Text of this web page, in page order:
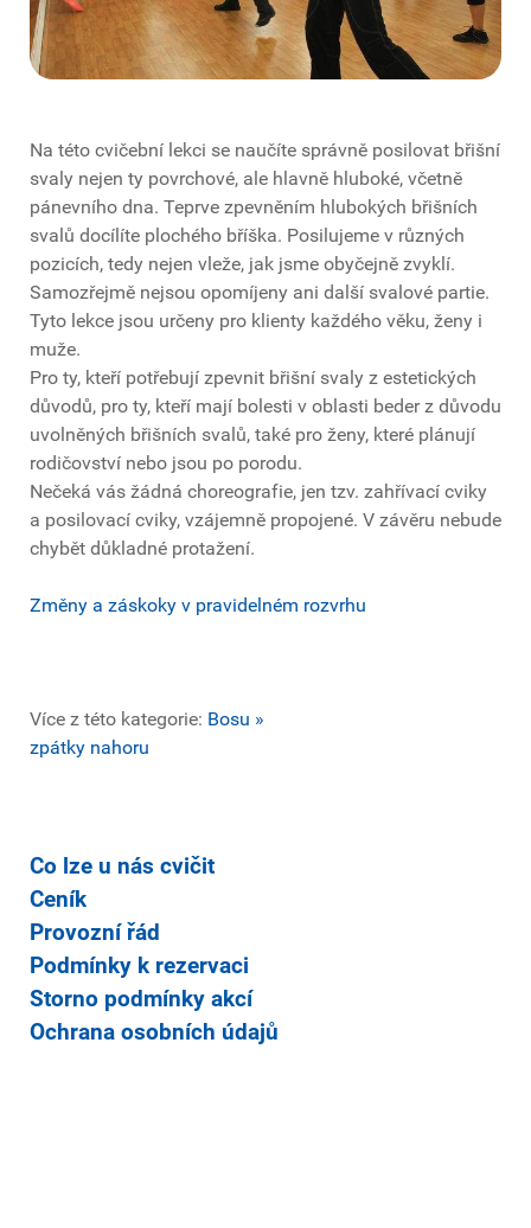
Na této cvičební lekci se naučíte správně posilovat břišní
svaly nejen ty povrchové, ale hlavně hluboké, včetně
pánevního dna. Teprve zpevněním hlubokých břišních
svalů docílíte plochého bříška. Posilujeme v různých
pozicích, tedy nejen vleže, jak jsme obyčejně zvyklí.
Samozřejmě nejsou opomíjeny ani další svalové partie.
Tyto lekce jsou určeny pro klienty každého věku, ženy i
muže.
Pro ty, kteří potřebují zpevnit břišní svaly z estetických
důvodů, pro ty, kteří mají bolesti v oblasti beder z důvodu
uvolněných břišních svalů, také pro ženy, které plánují
rodičovství nebo jsou po porodu.
Nečeká vás žádná choreografie, jen tzv. zahřívací cviky
a posilovací cviky, vzájemně propojené. V závěru nebude
chybět důkladné protažení.
Změny a záskoky v pravidelném rozvrhu
Více z této kategorie: Bosu »
zpátky nahoru
Co lze u nás cvičit
Ceník
Provozní řád
Podmínky k rezervaci
Storno podmínky akcí
Ochrana osobních údajů